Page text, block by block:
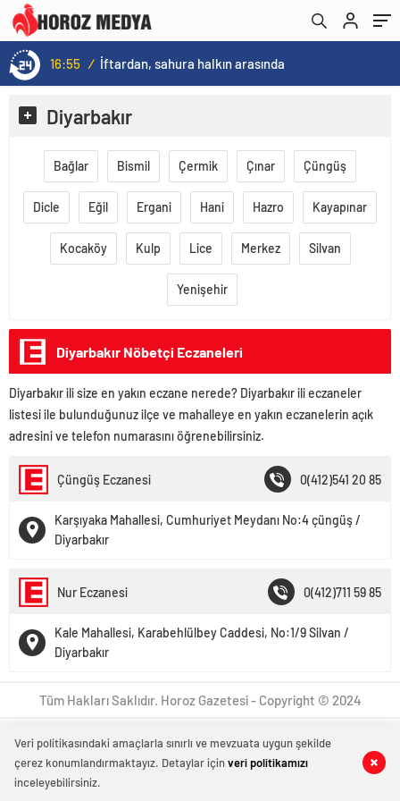
16:55 / İftardan, sahura halkın arasında
Diyarbakır
Bağlar Bismil Çermik Çınar Çüngüş
Dicle Eğil Ergani Hani Hazro Kayapınar
Kocaköy Kulp Lice Merkez Silvan
Yenişehir
Diyarbakır Nöbetçi Eczaneleri
Diyarbakır ili size en yakın eczane nerede? Diyarbakır ili eczaneler
listesi ile bulunduğunuz ilçe ve mahalleye en yakın eczanelerin açık
adresini ve telefon numarasını öğrenebilirsiniz.
Çüngüş Eczanesi 0(412)541 20 85
Karşıyaka Mahallesi, Cumhuriyet Meydanı No:4 çüngüş /
Diyarbakır
Nur Eczanesi 0(412)711 59 85
Kale Mahallesi, Karabehlülbey Caddesi, No:1/9 Silvan /
Diyarbakır
Tüm Hakları Saklıdır. Horoz Gazetesi - Copyright © 2024
Veri politikasındaki amaçlarla sınırlı ve mevzuata uygun şekilde
çerez konumlandırmaktayız. Detaylar içinveri politikamızı
inceleyebilirsiniz.